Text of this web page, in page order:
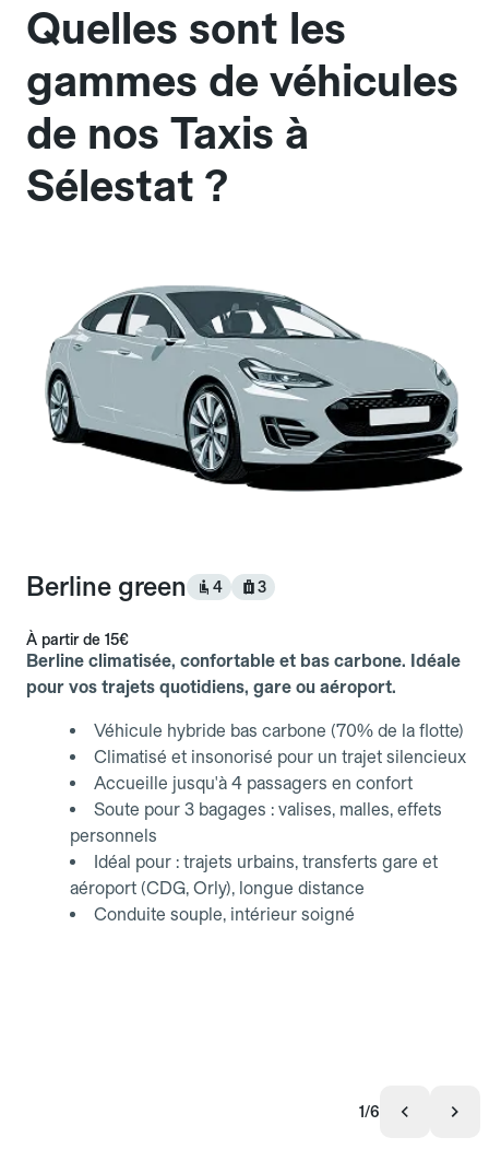
Quelles sont les
gammes de véhicules
de nos Taxis à
Sélestat ?
Berline green 4 3
À partir de 15€
Berline climatisée, confortable et bas carbone. Idéale
pour vos trajets quotidiens, gare ou aéroport.
Véhicule hybride bas carbone (70% de la flotte)
Climatisé et insonorisé pour un trajet silencieux
Accueille jusqu'à 4 passagers en confort
Soute pour 3 bagages : valises, malles, effets
personnels
Idéal pour : trajets urbains, transferts gare et
aéroport (CDG, Orly), longue distance
Conduite souple, intérieur soigné
1/6